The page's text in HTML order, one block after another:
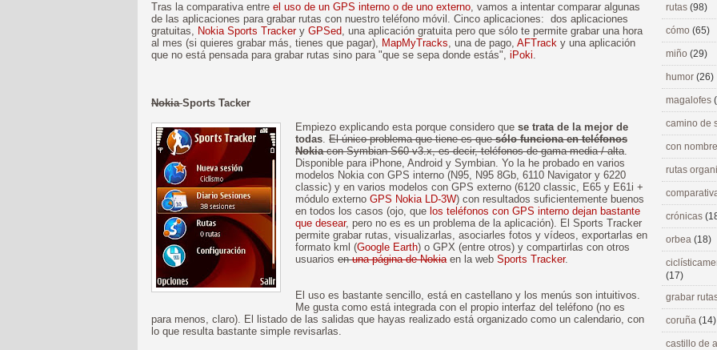
Tras la comparativa entre el uso de un GPS interno o de uno externo, vamos a intentar comparar algunas
de las aplicaciones para grabar rutas con nuestro teléfono móvil. Cinco aplicaciones: dos aplicaciones
gratuitas, Nokia Sports Trackery GPSed, una aplicación gratuita pero que sólo te permite grabar una hora
al mes (si quieres grabar más, tienes que pagar), MapMyTracks, una de pago, AFTrack y una aplicación
que no está pensada para grabar rutas sino para "que se sepa donde estás", iPoki.
NokiaSports Tacker
Empiezo explicando esta porque considero que se trata de la mejor de
todas. El único problema que tiene es quesólo funciona en teléfonos
Nokiacon Symbian S60 v3.x, es decir, teléfonos de gama media / alta.
Disponible para iPhone, Android y Symbian. Yo la he probado en varios
modelos Nokia con GPS interno (N95, N95 8Gb, 6110 Navigator y 6220
classic) y en varios modelos con GPS externo (6120 classic, E65 y E61i +
módulo externo GPS Nokia LD-3W) con resultados suficientemente buenos
en todos los casos (ojo, que los teléfonos con GPS interno dejan bastante
que desear, pero no es es un problema de la aplicación). El Sports Tracker
permite grabar rutas, visualizarlas, asociarles fotos y vídeos, exportarlas en
formato kml (Google Earth) o GPX (entre otros) y compartirlas con otros
usuarios enuna página de Nokiaen la web Sports Tracker.
El uso es bastante sencillo, está en castellano y los menús son intuitivos.
Me gusta como está integrada con el propio interfaz del teléfono (no es
para menos, claro). El listado de las salidas que hayas realizado está organizado como un calendario, con
lo que resulta bastante simple revisarlas.
rutas (98)
cómo (65)
miño (29)
humor (26)
magalofes
camino de
con
rutas
crónicas
orbea (18)
(17)
grabar
coruña (14)
castillo de